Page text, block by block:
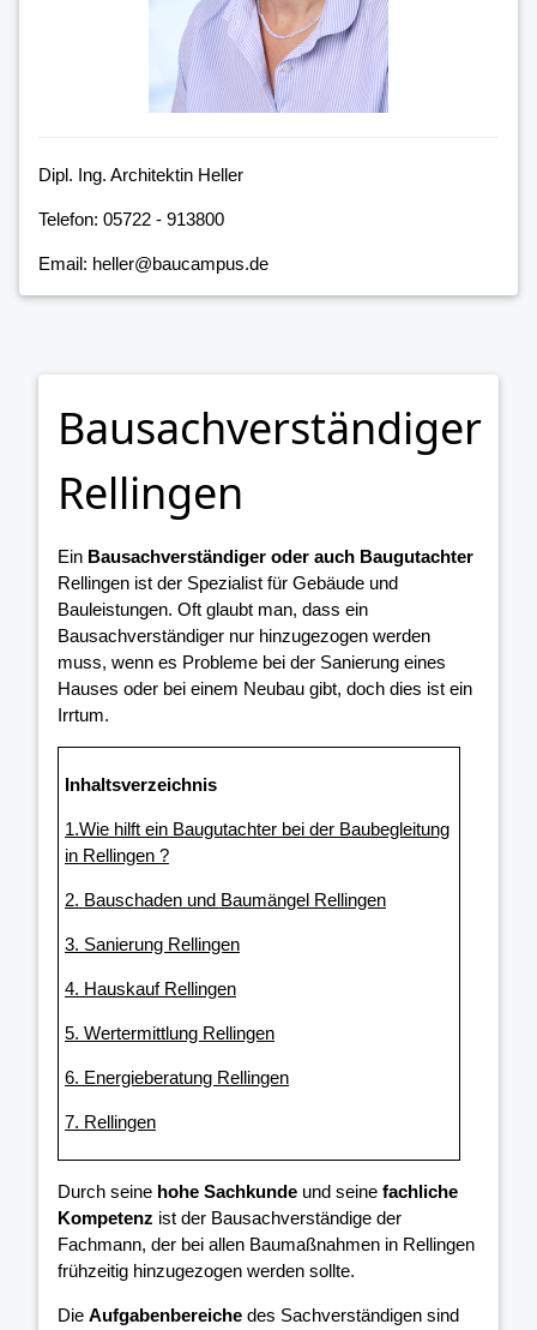
Dipl. Ing. Architektin Heller
Telefon: 05722 - 913800
Email: heller@baucampus.de
Bausachverständiger
Rellingen
Ein Bausachverständiger oder auch Baugutachter
Rellingen ist der Spezialist für Gebäude und
Bauleistungen. Oft glaubt man, dass ein
Bausachverständiger nur hinzugezogen werden
muss, wenn es Probleme bei der Sanierung eines
Hauses oder bei einem Neubau gibt, doch dies ist ein
Irrtum.
Inhaltsverzeichnis
1.Wie hilft ein Baugutachter bei der Baubegleitung
in Rellingen ?
2. Bauschaden und Baumängel Rellingen
3. Sanierung Rellingen
4. Hauskauf Rellingen
5. Wertermittlung Rellingen
6. Energieberatung Rellingen
7. Rellingen
Durch seine hohe Sachkunde und seine fachliche
Kompetenz ist der Bausachverständige der
Fachmann, der bei allen Baumaßnahmen in Rellingen
frühzeitig hinzugezogen werden sollte.
Die Aufgabenbereiche des Sachverständigen sind